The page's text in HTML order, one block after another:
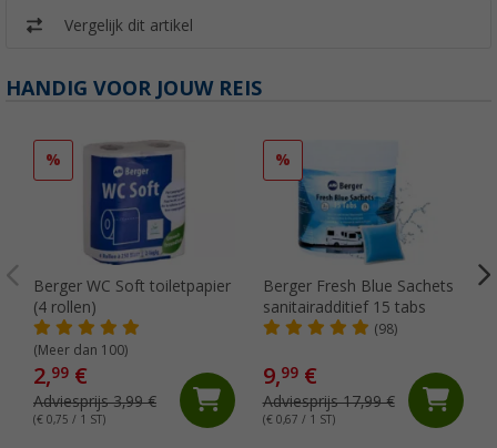
Vergelijk dit artikel
HANDIG VOOR JOUW REIS
%
Berger WC Soft toiletpapier
(4 rollen)
(Meer dan 100)
2,99 €
Adviesprijs 3,99 €
(€ 0,75 / 1 ST)
%
Berger Fresh Blue Sachets
sanitairadditief 15 tabs
(98)
9,99€
Adviesprijs 17,99 €
(€ 0,67 / 1 ST)